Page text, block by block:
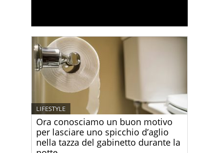
Ora conosciamo un buon motivo
per lasciare uno spicchio d’aglio
nella tazza del gabinetto durante la
LIFESTYLE